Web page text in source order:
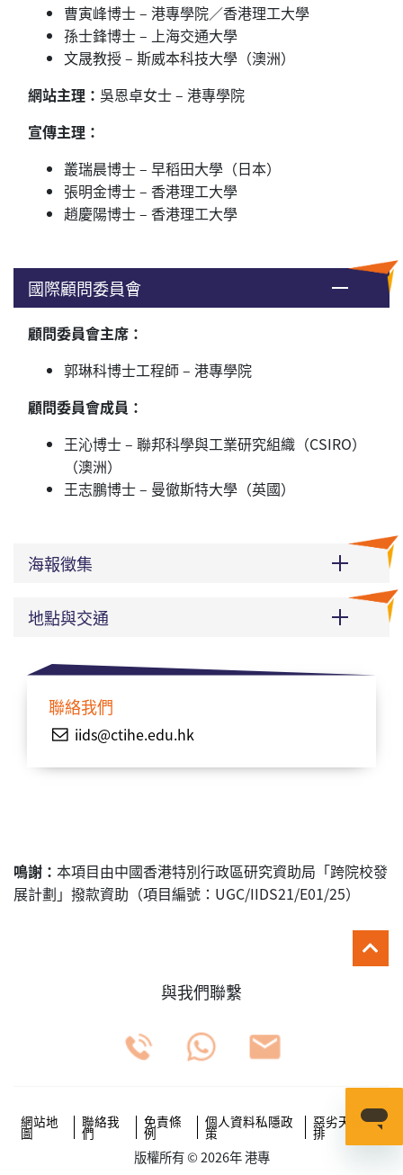
曹寅峰博士 – 港專學院／香港理工大學
孫士鋒博士 – 上海交通大學
文晟教授 – 斯威本科技大學（澳洲）
網站主理： 吳恩卓女士– 港專學院
宣傳主理：
叢瑞晨博士 – 早稻田大學（日本）
張明金博士– 香港理工大學
趙慶陽博士 – 香港理工大學
國際顧問委員會
顧問委員會主席 ：
郭琳科博士工程師– 港專學院
顧問委員會成員：
王沁博士 – 聯邦科學與工業研究組織（CSIRO）
（澳洲）
王志鵬博士 – 曼徹斯特大學（英國）
海報徵集
地點與交通
聯絡我們
iids@ctihe.edu.hk
鳴謝： 本項目由中國香港特別行政區研究資助局「跨院校發
展計劃」撥款資助（項目編號：UGC/IIDS21/E01/25）
與我們聯繫
網站地
圖
聯絡我
們
免責條
例
個人資料私隱政
策
惡劣天氣安
排
版權所有 © 2026年 港專